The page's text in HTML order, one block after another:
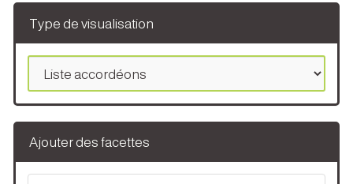
Type de visualisation
Ajouter des facettes